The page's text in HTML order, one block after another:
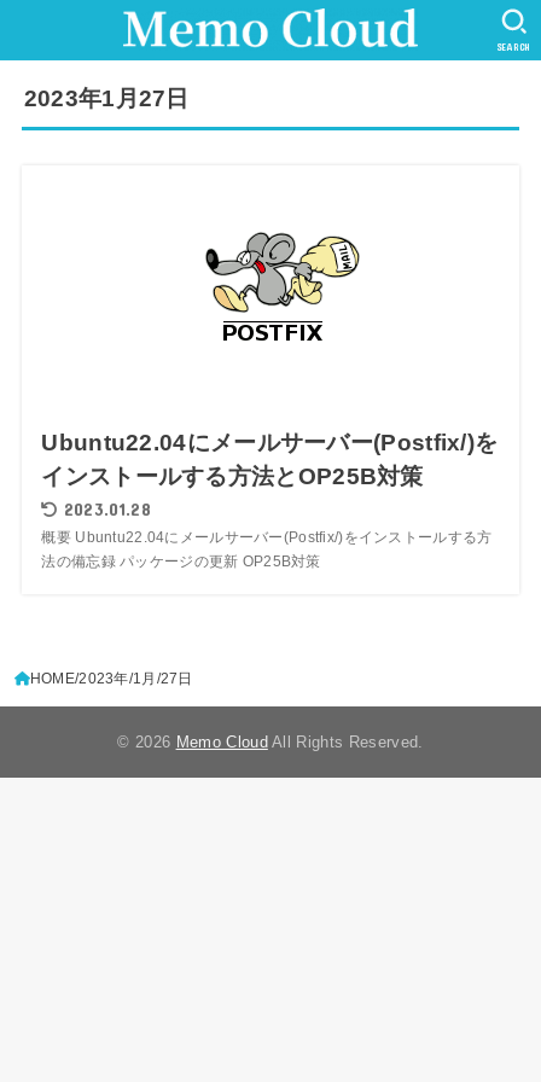
SEARCH
2023年1月27日
Ubuntu22.04にメールサーバー(Postfix/)を
インストールする方法とOP25B対策
2023.01.28
概要 Ubuntu22.04にメールサーバー(Postfix/)をインストールする方
法の備忘録 パッケージの更新 OP25B対策
HOME 2023年 1月 27日
© 2026 Memo Cloud All Rights Reserved.